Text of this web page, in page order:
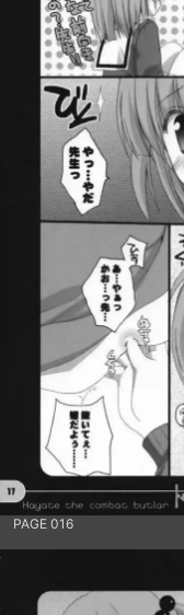
PAGE 016